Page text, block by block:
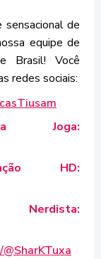
sensacional de
equipe de
Brasil! Você
redes sociais:
Joga:
HD: